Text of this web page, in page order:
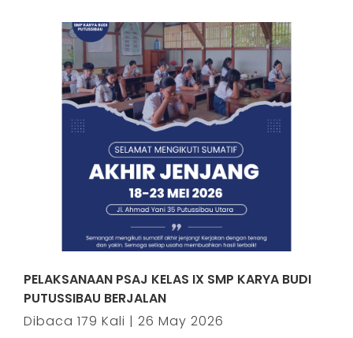
PELAKSANAAN PSAJ KELAS IX SMP KARYA BUDI
PUTUSSIBAU BERJALAN
Dibaca 179 Kali | 26 May 2026